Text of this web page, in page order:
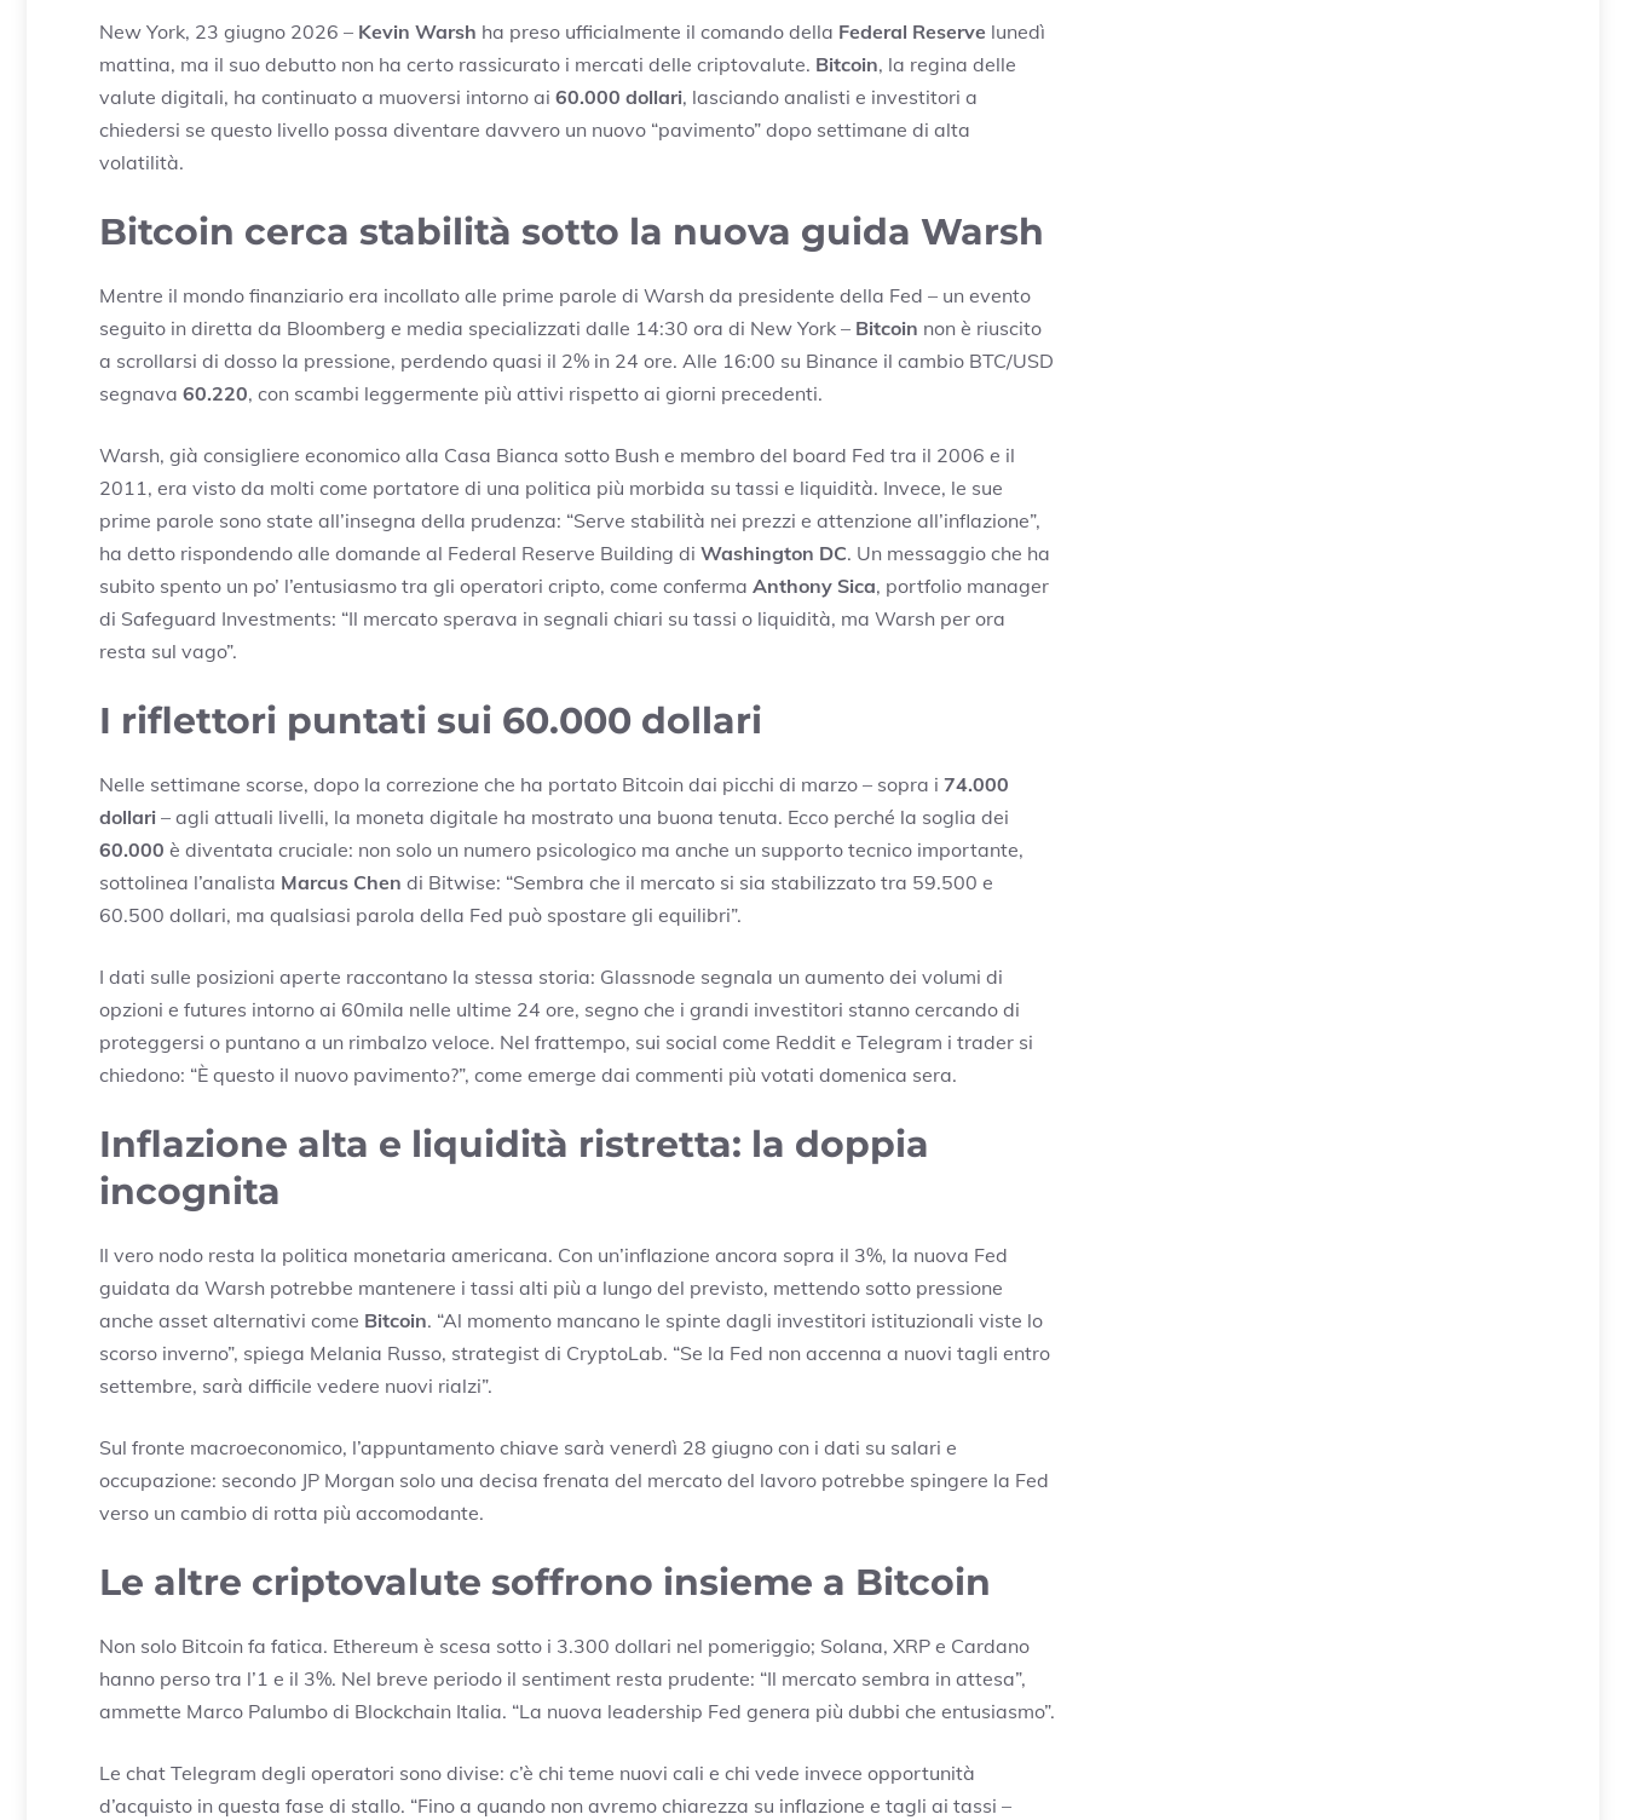
New York, 23 giugno 2026 – Kevin Warsh ha preso ufficialmente il comando della Federal Reserve lunedì
mattina, ma il suo debutto non ha certo rassicurato i mercati delle criptovalute. Bitcoin, la regina delle
valute digitali, ha continuato a muoversi intorno ai 60.000 dollari, lasciando analisti e investitori a
chiedersi se questo livello possa diventare davvero un nuovo “pavimento” dopo settimane di alta
volatilità.
Bitcoin cerca stabilità sotto la nuova guida Warsh
Mentre il mondo finanziario era incollato alle prime parole di Warsh da presidente della Fed – un evento
seguito in diretta da Bloomberg e media specializzati dalle 14:30 ora di New York – Bitcoin non è riuscito
a scrollarsi di dosso la pressione, perdendo quasi il 2% in 24 ore. Alle 16:00 su Binance il cambio BTC/USD
segnava 60.220, con scambi leggermente più attivi rispetto ai giorni precedenti.
Warsh, già consigliere economico alla Casa Bianca sotto Bush e membro del board Fed tra il 2006 e il
2011, era visto da molti come portatore di una politica più morbida su tassi e liquidità. Invece, le sue
prime parole sono state all’insegna della prudenza: “Serve stabilità nei prezzi e attenzione all’inflazione”,
ha detto rispondendo alle domande al Federal Reserve Building di Washington DC. Un messaggio che ha
subito spento un po’ l’entusiasmo tra gli operatori cripto, come conferma Anthony Sica, portfolio manager
di Safeguard Investments: “Il mercato sperava in segnali chiari su tassi o liquidità, ma Warsh per ora
resta sul vago”.
I riflettori puntati sui 60.000 dollari
Nelle settimane scorse, dopo la correzione che ha portato Bitcoin dai picchi di marzo – sopra i 74.000
dollari – agli attuali livelli, la moneta digitale ha mostrato una buona tenuta. Ecco perché la soglia dei
60.000 è diventata cruciale: non solo un numero psicologico ma anche un supporto tecnico importante,
sottolinea l’analista Marcus Chen di Bitwise: “Sembra che il mercato si sia stabilizzato tra 59.500 e
60.500 dollari, ma qualsiasi parola della Fed può spostare gli equilibri”.
I dati sulle posizioni aperte raccontano la stessa storia: Glassnode segnala un aumento dei volumi di
opzioni e futures intorno ai 60mila nelle ultime 24 ore, segno che i grandi investitori stanno cercando di
proteggersi o puntano a un rimbalzo veloce. Nel frattempo, sui social come Reddit e Telegram i trader si
chiedono: “È questo il nuovo pavimento?”, come emerge dai commenti più votati domenica sera.
Inflazione alta e liquidità ristretta: la doppia
incognita
Il vero nodo resta la politica monetaria americana. Con un’inflazione ancora sopra il 3%, la nuova Fed
guidata da Warsh potrebbe mantenere i tassi alti più a lungo del previsto, mettendo sotto pressione
anche asset alternativi come Bitcoin. “Al momento mancano le spinte dagli investitori istituzionali viste lo
scorso inverno”, spiega Melania Russo, strategist di CryptoLab. “Se la Fed non accenna a nuovi tagli entro
settembre, sarà difficile vedere nuovi rialzi”.
Sul fronte macroeconomico, l’appuntamento chiave sarà venerdì 28 giugno con i dati su salari e
occupazione: secondo JP Morgan solo una decisa frenata del mercato del lavoro potrebbe spingere la Fed
verso un cambio di rotta più accomodante.
Le altre criptovalute soffrono insieme a Bitcoin
Non solo Bitcoin fa fatica. Ethereum è scesa sotto i 3.300 dollari nel pomeriggio; Solana, XRP e Cardano
hanno perso tra l’1 e il 3%. Nel breve periodo il sentiment resta prudente: “Il mercato sembra in attesa”,
ammette Marco Palumbo di Blockchain Italia. “La nuova leadership Fed genera più dubbi che entusiasmo”.
Le chat Telegram degli operatori sono divise: c’è chi teme nuovi cali e chi vede invece opportunità
d’acquisto in questa fase di stallo. “Fino a quando non avremo chiarezza su inflazione e tagli ai tassi –